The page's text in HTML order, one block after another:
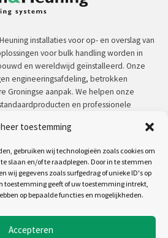
toestemming
gebruiken wij technologieën zoals cookies om
slaan en/of te raadplegen. Door in te stemmen
wij gegevens zoals surfgedrag of unieke ID's op
toestemming geeft of uw toestemming intrekt,
op bepaalde functies en mogelijkheden.
Accepteren
installaties voor op- en overslag van
voor bulk handling worden in
en wereldwijd geïnstalleerd. Onze
engineeringsafdeling, betrokken
Groningse aanpak. We helpen onze
en professionele
op: